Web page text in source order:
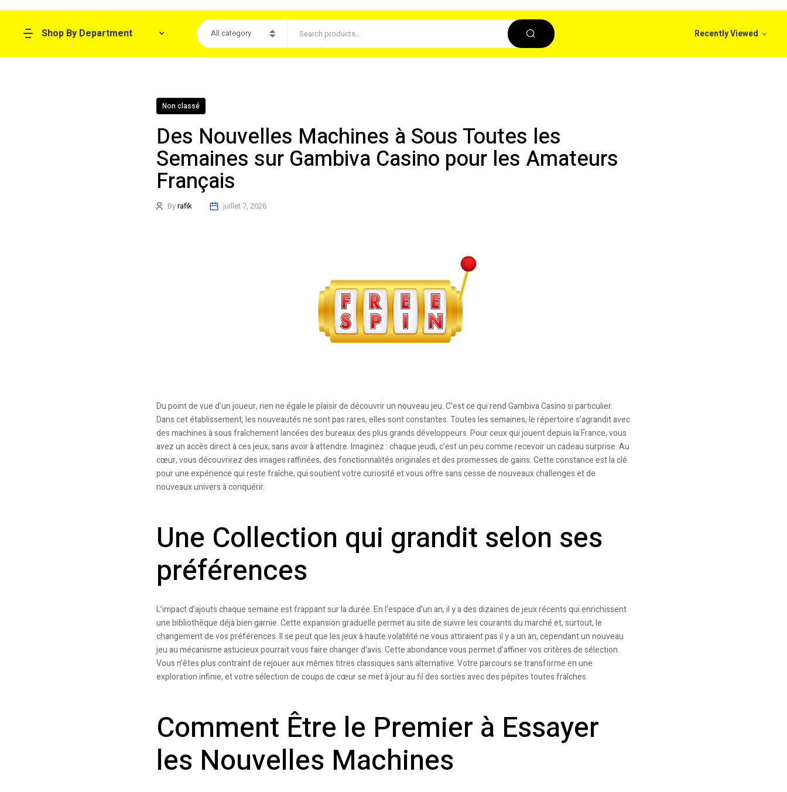
Shop By Department All category Recently Viewed
Non classé
Des Nouvelles Machines à Sous Toutes les
Semaines sur Gambiva Casino pour les Amateurs
Français
Byrafik juillet 7, 2026
Du point de vue d’un joueur, rien ne égale le plaisir de découvrir un nouveau jeu. C’est ce qui rend Gambiva Casino si particulier.
Dans cet établissement, les nouveautés ne sont pas rares, elles sont constantes. Toutes les semaines, le répertoire s’agrandit avec
des machines à sous fraîchement lancées des bureaux des plus grands développeurs. Pour ceux qui jouent depuis la France, vous
avez un accès direct à ces jeux, sans avoir à attendre. Imaginez : chaque jeudi, c’est un peu comme recevoir un cadeau surprise. Au
cœur, vous découvrirez des images raffinées, des fonctionnalités originales et des promesses de gains. Cette constance est la clé
pour une expérience qui reste fraîche, qui soutient votre curiosité et vous offre sans cesse de nouveaux challenges et de
nouveaux univers à conquérir.
Une Collection qui grandit selon ses
préférences
L’impact d’ajouts chaque semaine est frappant sur la durée. En l’espace d’un an, il y a des dizaines de jeux récents qui enrichissent
une bibliothèque déjà bien garnie. Cette expansion graduelle permet au site de suivre les courants du marché et, surtout, le
changement de vos préférences. Il se peut que les jeux à haute volatilité ne vous attiraient pas il y a un an, cependant un nouveau
jeu au mécanisme astucieux pourrait vous faire changer d’avis. Cette abondance vous permet d’affiner vos critères de sélection.
Vous n’êtes plus contraint de rejouer aux mêmes titres classiques sans alternative. Votre parcours se transforme en une
exploration infinie, et votre sélection de coups de cœur se met à jour au fil des sorties avec des pépites toutes fraîches.
Comment Être le Premier à Essayer
les Nouvelles Machines